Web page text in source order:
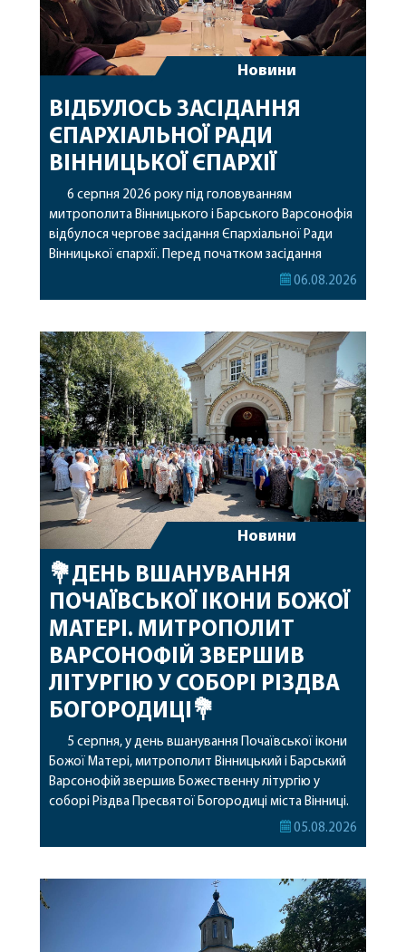
Новини
ВІДБУЛОСЬ ЗАСІДАННЯ
ЄПАРХІАЛЬНОЇ РАДИ
ВІННИЦЬКОЇ ЄПАРХІЇ
6 серпня 2026 року під головуванням
митрополита Вінницького і Барського Варсонофія
відбулося чергове засідання Єпархіальної Ради
Вінницької єпархії. Перед початком засідання
секретар Єпархіальної Ради від імені членів Ради
побажавши йому міцного здоров’я, Божої
допомоги, миру, духовної радості та
благословенних успіхів у подальшому
архіпастирському служінні. […]
06.08.2026
Новини
💐ДЕНЬ ВШАНУВАННЯ
ПОЧАЇВСЬКОЇ ІКОНИ БОЖОЇ
МАТЕРІ. МИТРОПОЛИТ
ВАРСОНОФІЙ ЗВЕРШИВ
ЛІТУРГІЮ У СОБОРІ РІЗДВА
БОГОРОДИЦІ💐
5 серпня, у день вшанування Почаївської ікони
Божої Матері, митрополит Вінницький і Барський
Варсонофій звершив Божественну літургію у
соборі Різдва Пресвятої Богородиці міста Вінниці.
Його Високопреосвященству співслужили
священному сані. Під час богослужіння підносилися
особливі молитви за мир в Україні, за воїнів, які
05.08.2026